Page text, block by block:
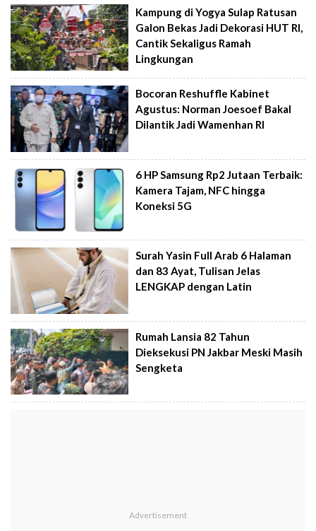
Kampung di Yogya Sulap Ratusan
Galon Bekas Jadi Dekorasi HUT RI,
Cantik Sekaligus Ramah
Lingkungan
Bocoran Reshuffle Kabinet
Agustus: Norman Joesoef Bakal
Dilantik Jadi Wamenhan RI
6 HP Samsung Rp2 Jutaan Terbaik:
Kamera Tajam, NFC hingga
Koneksi 5G
Surah Yasin Full Arab 6 Halaman
dan 83 Ayat, Tulisan Jelas
LENGKAP dengan Latin
Rumah Lansia 82 Tahun
Dieksekusi PN Jakbar Meski Masih
Sengketa